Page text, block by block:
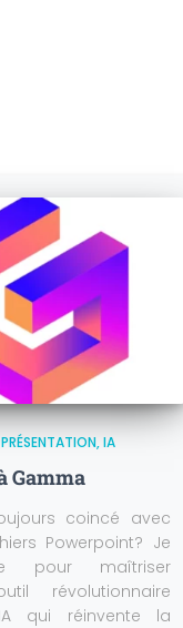
IA
Gamma
coincé avec
Powerpoint? Je
pour maîtriser
révolutionnaire
qui réinvente la